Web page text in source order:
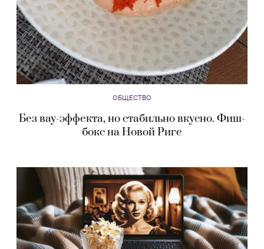
ОБЩЕСТВО
Без вау-эффекта, но стабильно вкусно. Фиш-
бокс на Новой Риге